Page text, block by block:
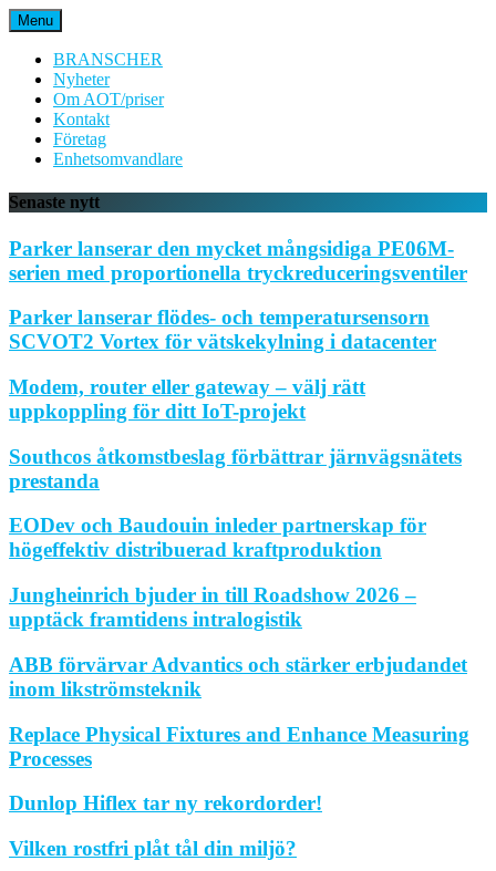
Hoppa
till
innehåll
Menu
BRANSCHER
Nyheter
Om AOT/priser
Kontakt
Företag
Enhetsomvandlare
Senaste nytt
Parker lanserar den mycket mångsidiga PE06M-
serien med proportionella tryckreduceringsventiler
Parker lanserar flödes- och temperatursensorn
SCVOT2 Vortex för vätskekylning i datacenter
Modem, router eller gateway – välj rätt
uppkoppling för ditt IoT-projekt
Southcos åtkomstbeslag förbättrar järnvägsnätets
prestanda
EODev och Baudouin inleder partnerskap för
högeffektiv distribuerad kraftproduktion
Jungheinrich bjuder in till Roadshow 2026 –
upptäck framtidens intralogistik
ABB förvärvar Advantics och stärker erbjudandet
inom likströmsteknik
Replace Physical Fixtures and Enhance Measuring
Processes
Dunlop Hiflex tar ny rekordorder!
Vilken rostfri plåt tål din miljö?